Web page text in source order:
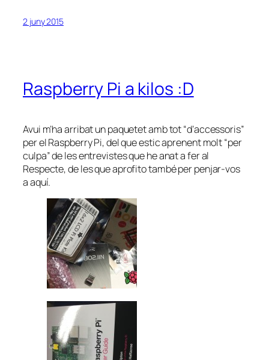
2 juny 2015
Raspberry Pi a kilos :D
Avui m’ha arribat un paquetet amb tot “d’accessoris”
per el Raspberry Pi, del que estic aprenent molt “per
culpa” de les entrevistes que he anat a fer al
Respecte, de les que aprofito també per penjar-vos
a aquí.